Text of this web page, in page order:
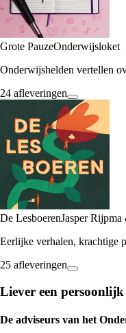
Grote PauzeOnderwijsloket
Onderwijshelden vertellen
24 afleveringen
De LesboerenJasper
Eerlijke verhalen, krachtige
25 afleveringen
Liever een persoonlijk
De adviseurs van het